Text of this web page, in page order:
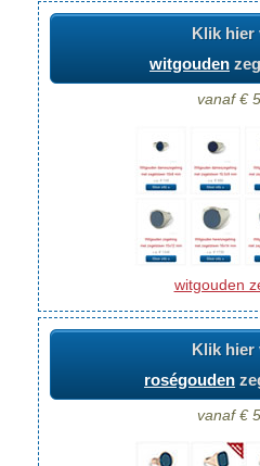
Klik hier
witgouden
vanaf €
witgouden
Klik hier
roségouden
vanaf €